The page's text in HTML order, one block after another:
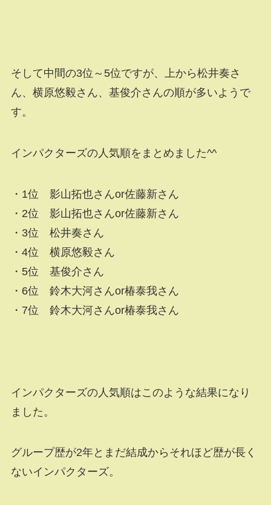
そして中間の3位～5位ですが、上から松井奏さ
ん、横原悠毅さん、基俊介さんの順が多いようで
す。
インパクターズの人気順をまとめました^^
・1位 影山拓也さんor佐藤新さん
・2位 影山拓也さんor佐藤新さん
・3位 松井奏さん
・4位 横原悠毅さん
・5位 基俊介さん
・6位 鈴木大河さんor椿泰我さん
・7位 鈴木大河さんor椿泰我さん
インパクターズの人気順はこのような結果になり
ました。
グループ歴が2年とまだ結成からそれほど歴が長く
ないインパクターズ。